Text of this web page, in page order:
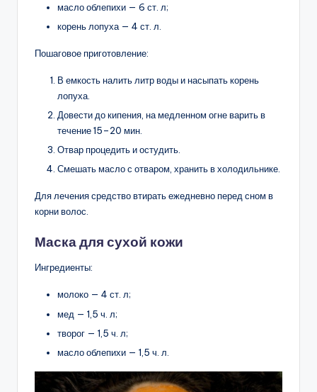
масло облепихи — 6 ст. л;
корень лопуха — 4 ст. л.
Пошаговое приготовление:
В емкость налить литр воды и насыпать корень
лопуха.
Довести до кипения, на медленном огне варить в
течение 15–20 мин.
Отвар процедить и остудить.
Смешать масло с отваром, хранить в холодильнике.
Для лечения средство втирать ежедневно перед сном в
корни волос.
Маска для сухой кожи
Ингредиенты:
молоко — 4 ст. л;
мед — 1,5 ч. л;
творог — 1,5 ч. л;
масло облепихи — 1,5 ч. л.